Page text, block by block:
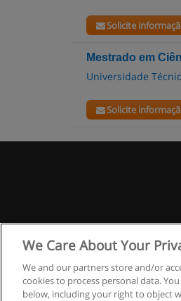
Solicite
Mestrado em
Universidade
Solicite
We Care About Your
We and our partners store and/or
cookies to process personal data.
below, including your right to object